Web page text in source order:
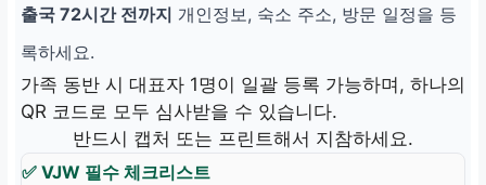
출국 72시간 전까지 개인정보, 숙소 주소, 방문 일정을 등
록하세요.
가족 동반 시 대표자 1명이 일괄 등록 가능하며, 하나의
QR 코드로 모두 심사받을 수 있습니다.
반드시 캡처 또는 프린트해서 지참하세요.
✅ VJW 필수 체크리스트